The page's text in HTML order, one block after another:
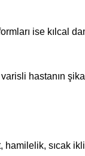
ise kılcal
hastanın
sıcak